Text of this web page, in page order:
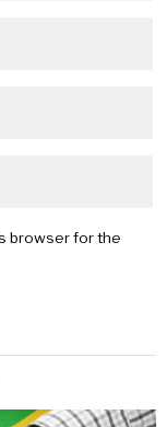
browser for the